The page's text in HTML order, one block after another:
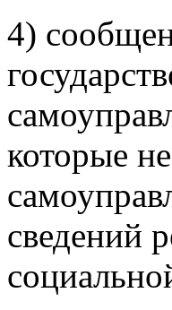
4)
которые
сведений